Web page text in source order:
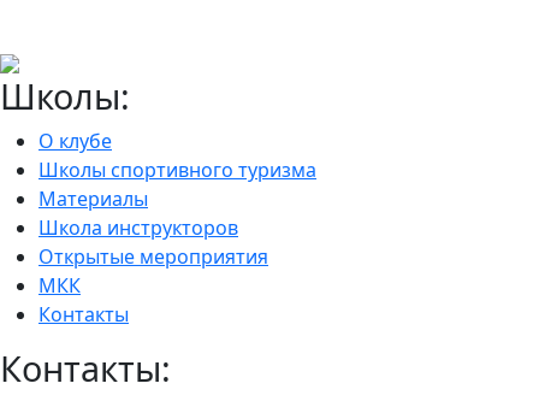
Школы:
О клубе
Школы спортивного туризма
Материалы
Школа инструкторов
Открытые мероприятия
МКК
Контакты
Контакты: